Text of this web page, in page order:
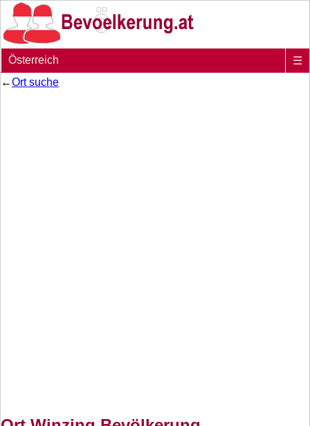
Österreich
☰
←Ort suche